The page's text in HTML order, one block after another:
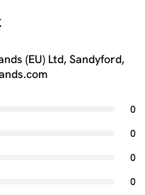
(EU) Ltd, Sandyford,
0
0
0
0